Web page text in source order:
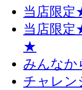
当店限
当店限
★
みんなか
チャレン